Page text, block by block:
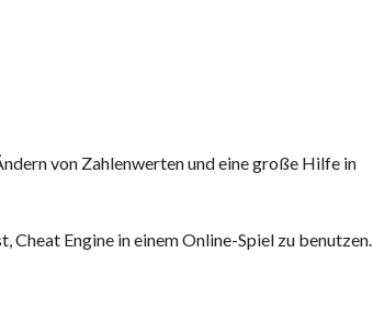
von Zahlenwerten und eine große Hilfe in
Cheat Engine in einem Online-Spiel zu benutzen.